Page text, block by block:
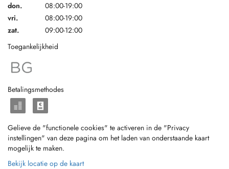
don.
08:00-19:00
vri.
08:00-19:00
zat.
09:00-12:00
Toegankelijkheid
Betalingsmethodes
Gelieve de "functionele cookies" te activeren in de "Privacy
instellingen" van deze pagina om het laden van onderstaande kaart
mogelijk te maken.
Bekijk locatie op de kaart